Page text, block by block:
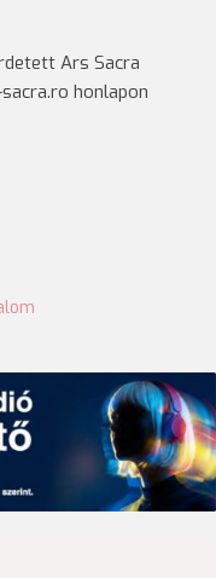
Ars Sacra
honlapon